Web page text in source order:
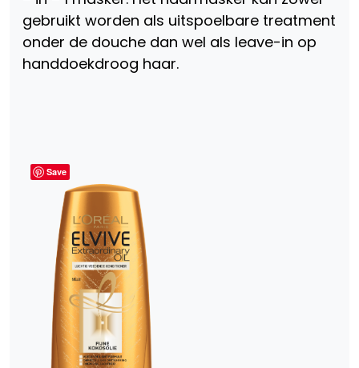
gebruikt worden als uitspoelbare treatment
onder de douche dan wel als leave-in op
handdoekdroog haar.
Save